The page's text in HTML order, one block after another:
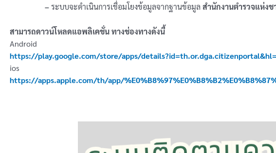
–ระบบจะดำเนินการเชื่อมโยงข้อมูลจากฐานข้อมูล สำนักงานตำรวจแห่งช
สามารถดาวน์โหลดแอพลิเคชั่น ทางช่องทางดังนี้
Android
https://play.google.com/store/apps/
ios
https://apps.apple.com/th/app/